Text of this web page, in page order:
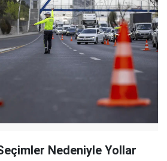
Nedeniyle Yollar